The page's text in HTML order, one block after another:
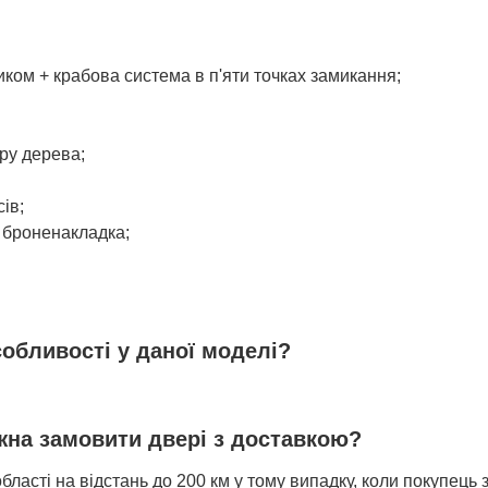
+ крабова система в п'яти точках замикання;
дерева;
у даної моделі?
замовити двері з доставкою?
на відстань до 200 км у тому випадку, коли покупець